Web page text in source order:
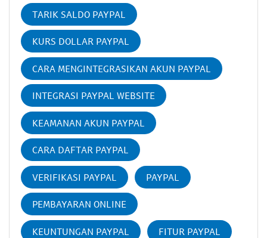
TARIK SALDO PAYPAL
KURS DOLLAR PAYPAL
CARA MENGINTEGRASIKAN AKUN PAYPAL
INTEGRASI PAYPAL WEBSITE
KEAMANAN AKUN PAYPAL
CARA DAFTAR PAYPAL
VERIFIKASI PAYPAL PAYPAL
PEMBAYARAN ONLINE
KEUNTUNGAN PAYPAL FITUR PAYPAL